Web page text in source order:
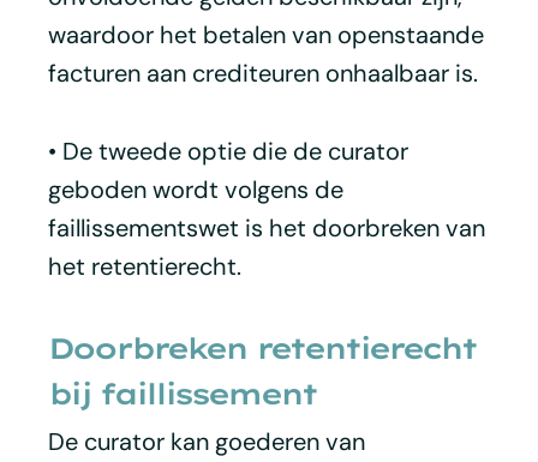
waardoor het betalen van openstaande
facturen aan crediteuren onhaalbaar is.
• De tweede optie die de curator
geboden wordt volgens de
faillissementswet is het doorbreken van
het retentierecht.
Doorbreken retentierecht
bij faillissement
De curator kan goederen van